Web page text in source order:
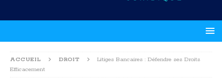
ACCUEIL DROIT
Litiges Bancaires : Défendre ses Droits
Efficacement